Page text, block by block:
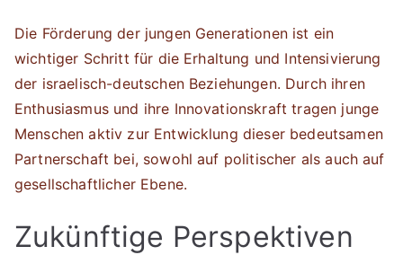
Die Förderung der jungen Generationen ist ein
wichtiger Schritt für die Erhaltung und Intensivierung
der israelisch-deutschen Beziehungen. Durch ihren
Enthusiasmus und ihre Innovationskraft tragen junge
Menschen aktiv zur Entwicklung dieser bedeutsamen
Partnerschaft bei, sowohl auf politischer als auch auf
gesellschaftlicher Ebene.
Zukünftige Perspektiven